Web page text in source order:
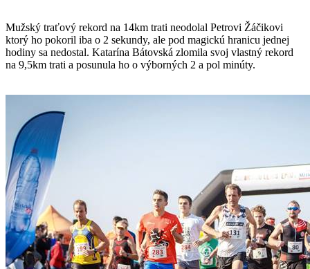
Mužský traťový rekord na 14km trati neodolal Petrovi Žáčikovi
ktorý ho pokoril iba o 2 sekundy, ale pod magickú hranicu jednej
hodiny sa nedostal. Katarína Bátovská zlomila svoj vlastný rekord
na 9,5km trati a posunula ho o výborných 2 a pol minúty.